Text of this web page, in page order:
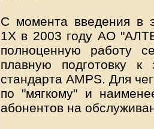
С момента введения в
1Х в 2003 году АО
полноценную работу
плавную подготовку к
стандарта AMPS. Для
по "мягкому" и
абонентов на